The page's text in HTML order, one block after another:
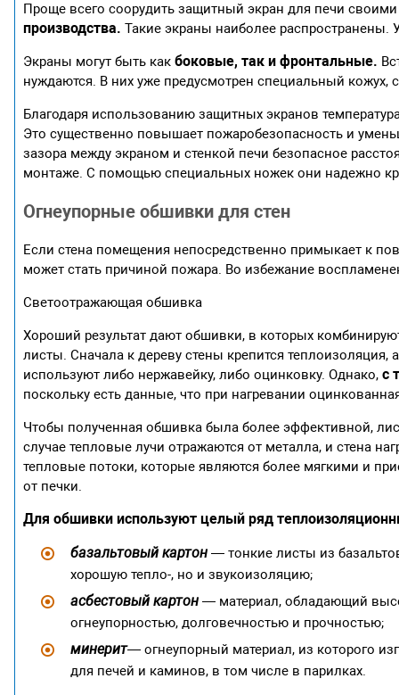
Проще всего соорудить защитный экран для печи
производства. Такие экраны наиболее распространены.
Экраны могут быть какбоковые, так и фронтальные.
нуждаются. В них уже предусмотрен специальный
Благодаря использованию защитных экранов
Это существенно повышает пожаробезопасность и
зазора между экраном и стенкой печи безопасное
монтаже. С помощью специальных ножек они надежно
Огнеупорные обшивки для стен
Если стена помещения непосредственно примыкает к
может стать причиной пожара. Во избежание
Светоотражающая обшивка
Хороший результат дают обшивки, в которых
листы. Сначала к дереву стены крепится
используют либо нержавейку, либо оцинковку. Однако,с
поскольку есть данные, что при нагревании
Чтобы полученная обшивка была более эффективной,
случае тепловые лучи отражаются от металла, и стена
тепловые потоки, которые являются более мягкими и
от печки.
Для обшивки используют целый ряд
базальтовый картон— тонкие листы из
хорошую тепло-, но и звукоизоляцию;
асбестовый картон— материал, обладающий
огнеупорностью, долговечностью и прочностью;
минерит— огнеупорный материал, из которого
для печей и каминов, в том числе в парилках.